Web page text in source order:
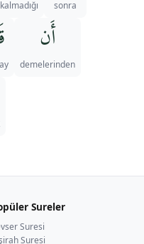
sonra
kalmadığı
أَن
demelerinden
Sureler
Suresi
Suresi